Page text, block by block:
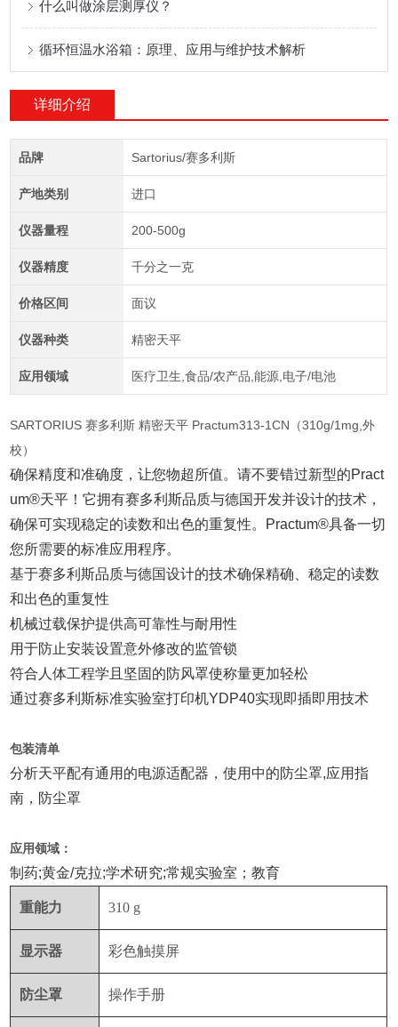
什么叫做涂层测厚仪？
循环恒温水浴箱：原理、应用与维护技术解析
详细介绍
品牌 Sartorius/赛多利斯
产地类别 进口
仪器量程 200-500g
仪器精度 千分之一克
价格区间 面议
仪器种类 精密天平
应用领域 医疗卫生,食品/农产品,能源,电子/电池
SARTORIUS 赛多利斯 精密天平 Practum313-1CN（310g/1mg,外
校）
确保精度和准确度，让您物超所值。请不要错过新型的Pract
um®天平！它拥有赛多利斯品质与德国开发并设计的技术，
确保可实现稳定的读数和出色的重复性。Practum®具备一切
您所需要的标准应用程序。
基于赛多利斯品质与德国设计的技术确保精确、稳定的读数
和出色的重复性
机械过载保护提供高可靠性与耐用性
用于防止安装设置意外修改的监管锁
符合人体工程学且坚固的防风罩使称量更加轻松
通过赛多利斯标准实验室打印机YDP40实现即插即用技术
包装清单
分析天平配有通用的电源适配器，使用中的防尘罩,应用指
南，防尘罩
应用领域：
制药;黄金/克拉;学术研究;常规实验室；教育
重能力 310 g
显示器 彩色触摸屏
防尘罩 操作手册